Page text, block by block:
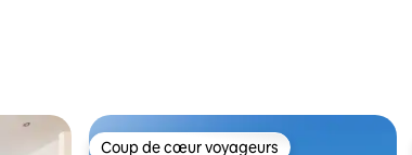
Coup de cœur voyageurs